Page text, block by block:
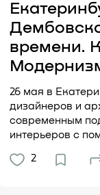
времени.
26 мая в
дизайнеров и
современным
интерьеров с
2